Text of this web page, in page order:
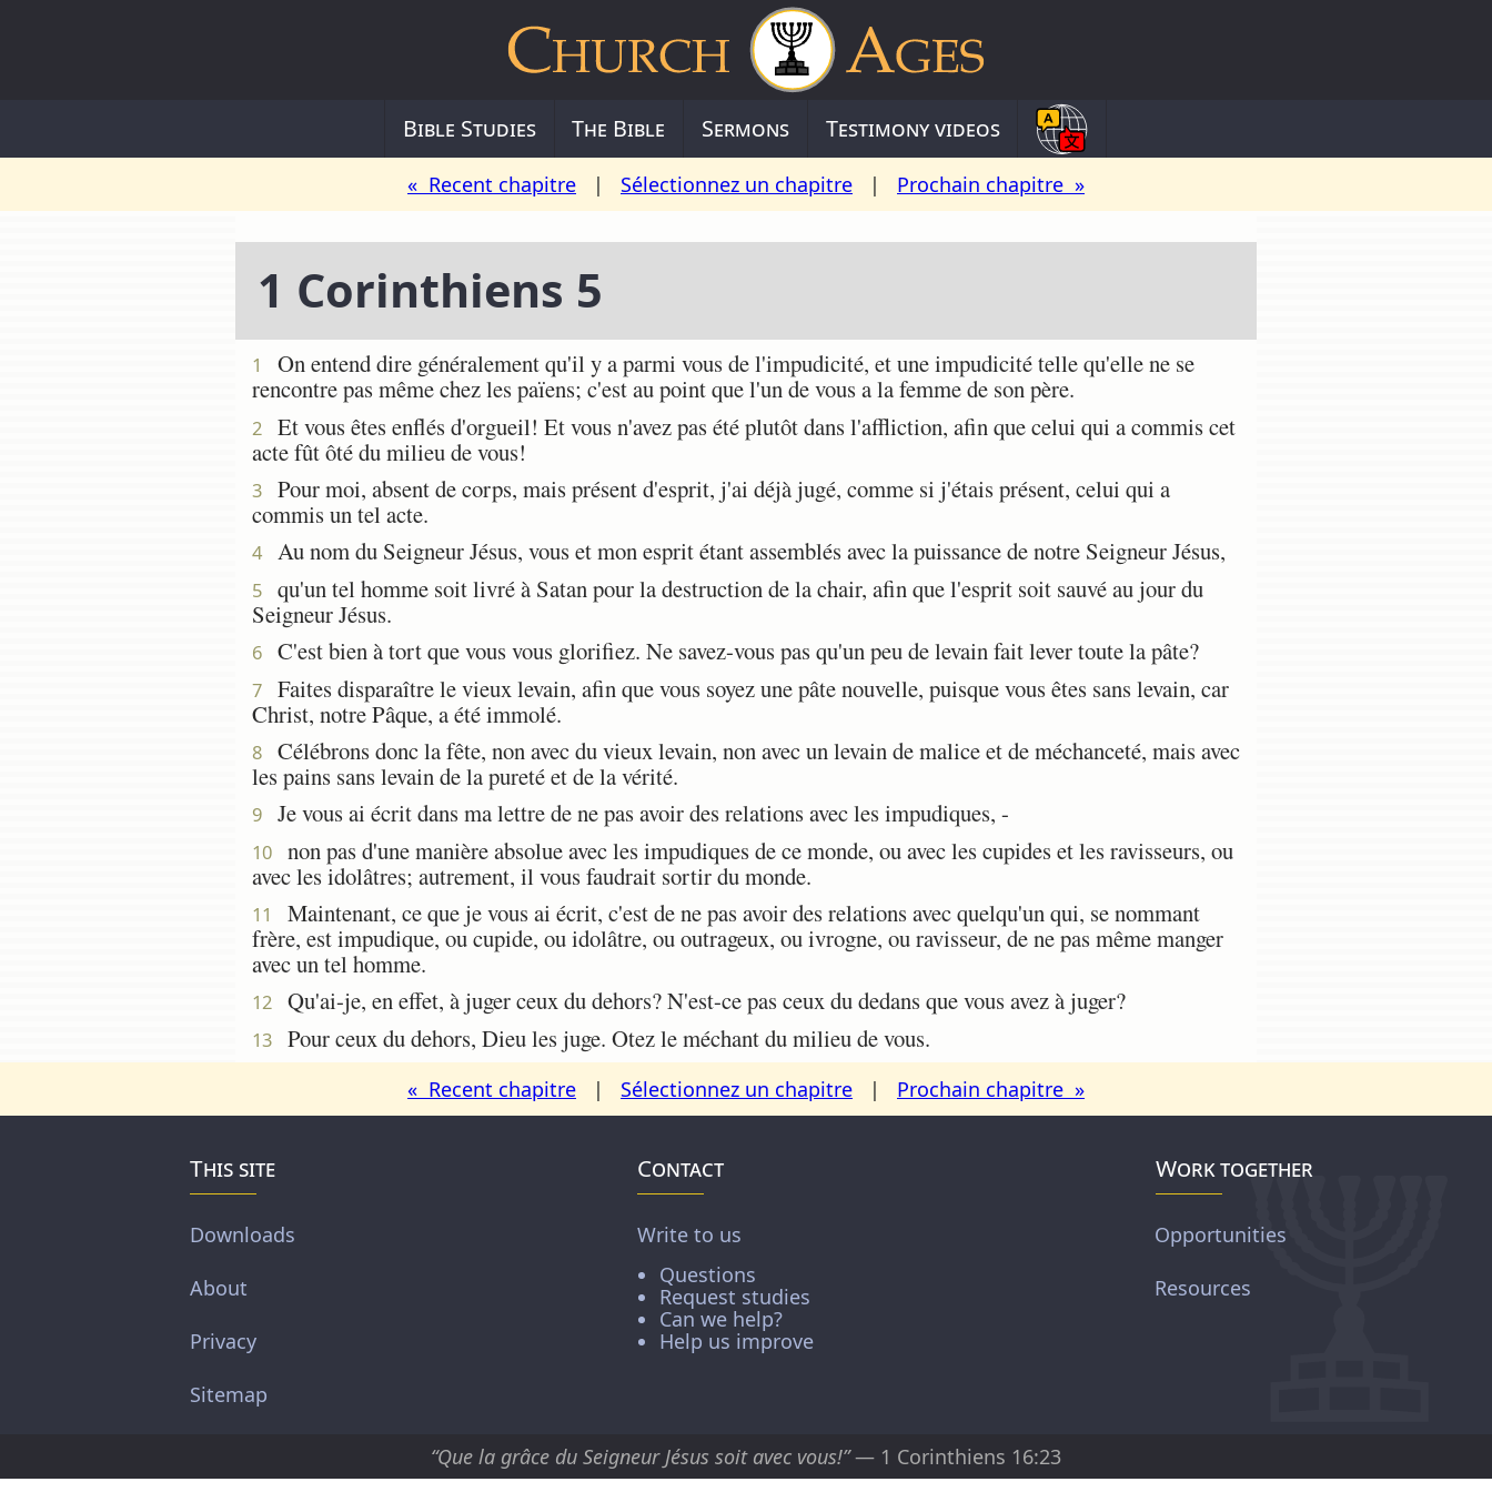
Bible Studies The Bible Sermons Testimony videos
« Recent chapitre | Sélectionnez un chapitre | Prochain chapitre »
1 Corinthiens 5
1
On entend dire généralement qu'il y a parmi vous de l'impudicité, et une impudicité telle qu'elle ne se
rencontre pas même chez les païens; c'est au point que l'un de vous a la femme de son père.
2
Et vous êtes enflés d'orgueil! Et vous n'avez pas été plutôt dans l'affliction, afin que celui qui a commis cet
acte fût ôté du milieu de vous!
3
Pour moi, absent de corps, mais présent d'esprit, j'ai déjà jugé, comme si j'étais présent, celui qui a
commis un tel acte.
4 Au nom du Seigneur Jésus, vous et mon esprit étant assemblés avec la puissance de notre Seigneur Jésus,
5
qu'un tel homme soit livré à Satan pour la destruction de la chair, afin que l'esprit soit sauvé au jour du
Seigneur Jésus.
6 C'est bien à tort que vous vous glorifiez. Ne savez-vous pas qu'un peu de levain fait lever toute la pâte?
7
Faites disparaître le vieux levain, afin que vous soyez une pâte nouvelle, puisque vous êtes sans levain, car
Christ, notre Pâque, a été immolé.
8
Célébrons donc la fête, non avec du vieux levain, non avec un levain de malice et de méchanceté, mais avec
les pains sans levain de la pureté et de la vérité.
9 Je vous ai écrit dans ma lettre de ne pas avoir des relations avec les impudiques, -
10
non pas d'une manière absolue avec les impudiques de ce monde, ou avec les cupides et les ravisseurs, ou
avec les idolâtres; autrement, il vous faudrait sortir du monde.
11
Maintenant, ce que je vous ai écrit, c'est de ne pas avoir des relations avec quelqu'un qui, se nommant
frère, est impudique, ou cupide, ou idolâtre, ou outrageux, ou ivrogne, ou ravisseur, de ne pas même manger
avec un tel homme.
12 Qu'ai-je, en effet, à juger ceux du dehors? N'est-ce pas ceux du dedans que vous avez à juger?
13 Pour ceux du dehors, Dieu les juge. Otez le méchant du milieu de vous.
« Recent chapitre | Sélectionnez un chapitre | Prochain chapitre »
This site
Downloads
About
Privacy
Sitemap
Contact
Write to us
Questions
Request studies
Can we help?
Help us improve
Work together
Opportunities
Resources
“Que la grâce du Seigneur Jésus soit avec vous!”— 1 Corinthiens 16:23